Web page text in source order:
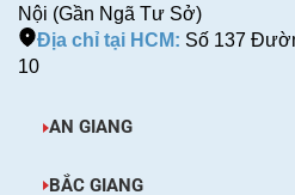
Nội (Gần Ngã Tư Sở)
Địa chỉ tại HCM: Số 137
10
AN GIANG
BẮC GIANG